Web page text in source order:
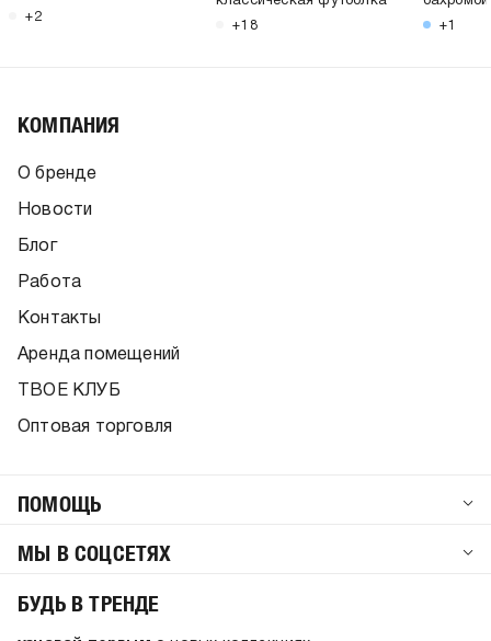
+2
+18 +1
КОМПАНИЯ
О бренде
Новости
Блог
Работа
Контакты
Аренда помещений
ТВОЕ КЛУБ
Оптовая торговля
ПОМОЩЬ
МЫ В СОЦСЕТЯХ
БУДЬ В ТРЕНДЕ